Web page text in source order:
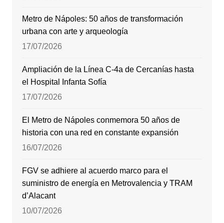
Metro de Nápoles: 50 años de transformación
urbana con arte y arqueología
17/07/2026
Ampliación de la Línea C-4a de Cercanías hasta
el Hospital Infanta Sofía
17/07/2026
El Metro de Nápoles conmemora 50 años de
historia con una red en constante expansión
16/07/2026
FGV se adhiere al acuerdo marco para el
suministro de energía en Metrovalencia y TRAM
d’Alacant
10/07/2026